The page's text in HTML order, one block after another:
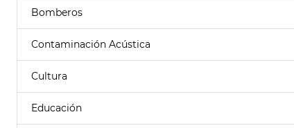
Bomberos
Contaminación Acústica
Cultura
Educación